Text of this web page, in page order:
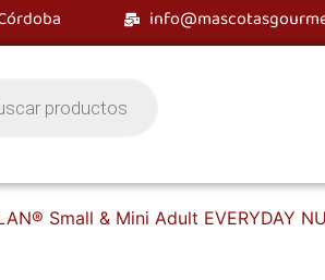
Small & Mini Adult EVERYDAY